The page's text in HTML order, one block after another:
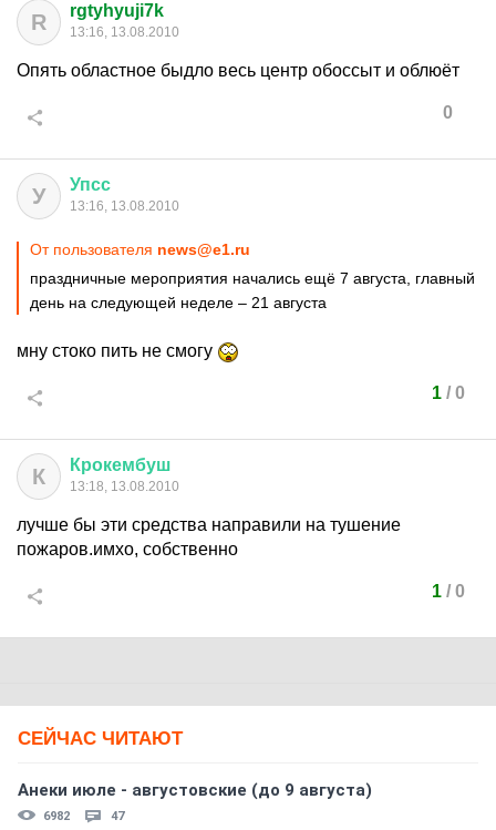
R rgtyhyuji7k
13:16, 13.08.2010
Опять областное быдло весь центр обоссыт и облюёт
0
У Упсс
13:16, 13.08.2010
От пользователя news@e1.ru
праздничные мероприятия начались ещё 7 августа, главный
день на следующей неделе – 21 августа
мну стоко пить не смогу
1/ 0
К Крокембуш
13:18, 13.08.2010
лучше бы эти средства направили на тушение
пожаров.имхо, собственно
1/ 0
СЕЙЧАС ЧИТАЮТ
Анеки июле - августовские (до 9 августа)
6982 47